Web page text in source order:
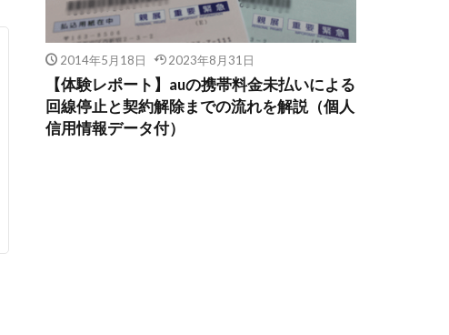
2014年5月18日 2023年8月31日
【体験レポート】auの携帯料金未払いによる
回線停止と契約解除までの流れを解説（個人
信用情報データ付）